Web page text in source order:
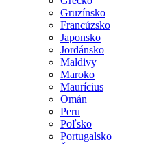
Gruzínsko
Francúzsko
Japonsko
Jordánsko
Maldivy
Maroko
Maurícius
Omán
Peru
Poľsko
Portugalsko